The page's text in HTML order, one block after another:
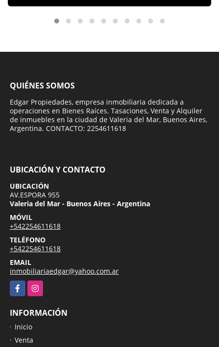
QUIÉNES SOMOS
Edgar Propiedades, empresa inmobiliaria dedicada a
operaciones en Bienes Raíces. Tasaciones, Venta y Alquiler
de inmuebles en la ciudad de Valeria del Mar, Buenos Aires,
Argentina. CONTACTO: 2254611618
UBICACIÓN Y CONTACTO
UBICACIÓN
AV.ESPORA 955
Valeria del Mar - Buenos Aires - Argentina
MÓVIL
+542254611618
TELÉFONO
+542254611618
EMAIL
inmobiliariaedgar@yahoo.com.ar
FacebookInstagram
INFORMACIÓN
Inicio
Venta